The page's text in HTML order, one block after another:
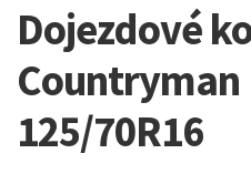
Dojezdové
Countryman
125/70R16